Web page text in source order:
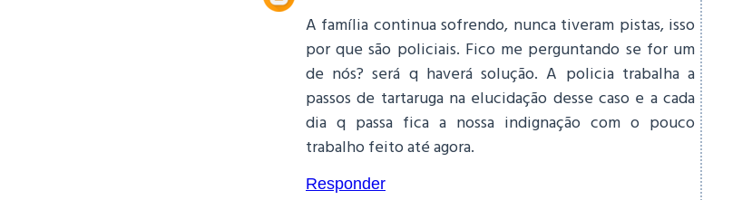
A família continua sofrendo, nunca tiveram pistas, isso
por que são policiais. Fico me perguntando se for um
de nós? será q haverá solução. A policia trabalha a
passos de tartaruga na elucidação desse caso e a cada
dia q passa fica a nossa indignação com o pouco
trabalho feito até agora.
Responder